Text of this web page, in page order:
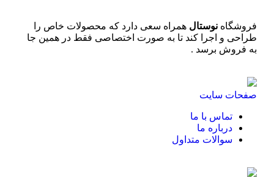
فروشگاه نوستال همراه سعی دارد که محصولات خاص را
طراحی و اجرا کند تا به صورت اختصاصی فقط در همین جا
به فروش برسد .
صفحات سایت
تماس با ما
درباره ما
سوالات متداول